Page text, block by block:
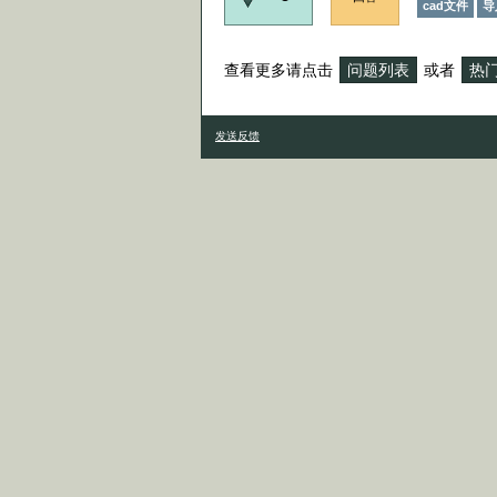
cad文件 导
查看更多请点击 问题列表 或者 热
发送反馈